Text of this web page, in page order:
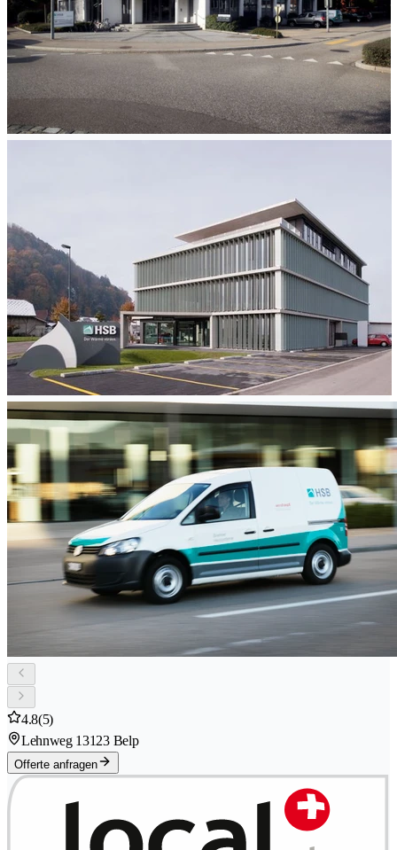
4.8(5)
Lehnweg 13123 Belp
Offerte anfragen